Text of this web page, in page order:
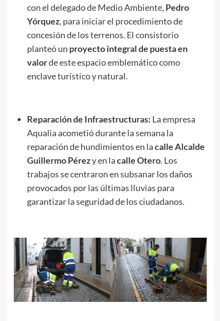
con el delegado de Medio Ambiente, Pedro
Yórquez, para iniciar el procedimiento de
concesión de los terrenos. El consistorio
planteó un proyecto integral de puesta en
valorde este espacio emblemático como
enclave turístico y natural.
Reparación de Infraestructuras: La empresa
Aqualia acometió durante la semana la
reparación de hundimientos en lacalle Alcalde
Guillermo Pérezy en lacalle Otero. Los
trabajos se centraron en subsanar los daños
provocados por las últimas lluvias para
garantizar la seguridad de los ciudadanos.